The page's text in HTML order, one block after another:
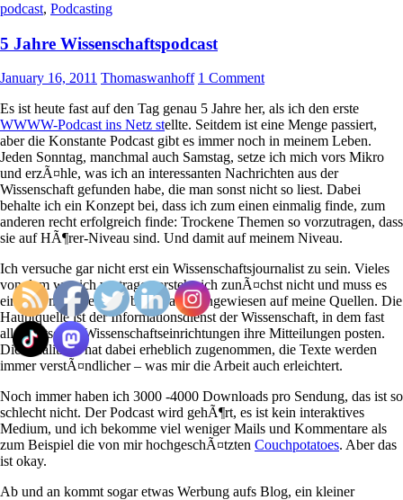
podcast, Podcasting
5 Jahre Wissenschaftspodcast
January 16, 2011 Thomaswanhoff 1 Comment
Es ist heute fast auf den Tag genau 5 Jahre her, als ich den erste
WWWW-Podcast ins Netz stellte. Seitdem ist eine Menge passiert,
aber die Konstante Podcast gibt es immer noch in meinem Leben.
Jeden Sonntag, manchmal auch Samstag, setze ich mich vors Mikro
und erzÃ¤hle, was ich an interessanten Nachrichten aus der
Wissenschaft gefunden habe, die man sonst nicht so liest. Dabei
behalte ich ein Konzept bei, dass ich zum einen einmalig finde, zum
anderen recht erfolgreich finde: Trockene Themen so vorzutragen, dass
sie auf HÃ¶rer-Niveau sind. Und damit auf meinem Niveau.
Ich versuche gar nicht erst ein Wissenschaftsjournalist zu sein. Vieles
von dem was ich vortrage verstehe ich zunÃ¤chst nicht und muss es
ein paar mal lesen. Ich bin da auch angewiesen auf meine Quellen. Die
Hauptquelle ist der Informationsdienst der Wissenschaft, in dem fast
alle deutschen Wissenschaftseinrichtungen ihre Mitteilungen posten.
Die QualitÃ¤t hat dabei erheblich zugenommen, die Texte werden
immer verstÃ¤ndlicher – was mir die Arbeit auch erleichtert.
Noch immer haben ich 3000 -4000 Downloads pro Sendung, das ist so
schlecht nicht. Der Podcast wird gehÃ¶rt, es ist kein interaktives
Medium, und ich bekomme viel weniger Mails und Kommentare als
zum Beispiel die von mir hochgeschÃ¤tzten Couchpotatoes. Aber das
ist okay.
Ab und an kommt sogar etwas Werbung aufs Blog, ein kleiner